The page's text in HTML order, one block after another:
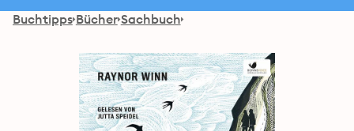
Buchtipps Bücher Sachbuch